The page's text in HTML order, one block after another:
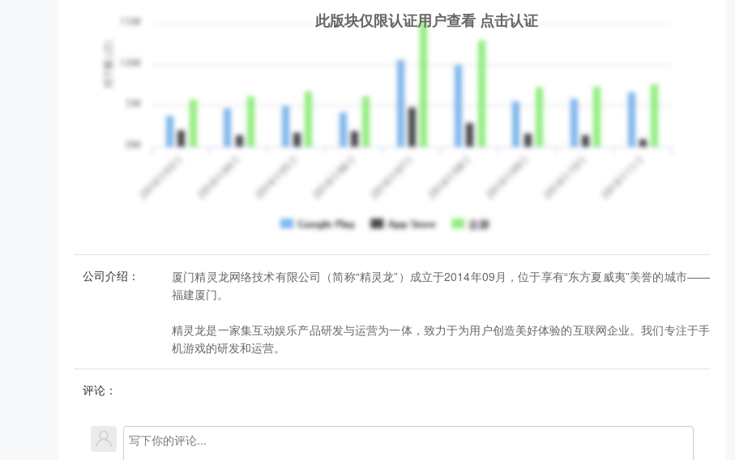
此版块仅限认证用户查看 点击认证
公司介绍：
厦门精灵龙网络技术有限公司（简称“精灵龙”）成立于2014年09月，位于享有“东方夏威夷”美誉的城市——
福建厦门。
精灵龙是一家集互动娱乐产品研发与运营为一体，致力于为用户创造美好体验的互联网企业。我们专注于手
机游戏的研发和运营。
评论：